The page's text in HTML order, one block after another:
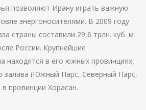
позволяют Ирану играть важную
энергоносителями. В 2009 году
страны составили 29,6 трлн. куб. м
России. Крупнейшие
находятся в его южных провинциях,
залива (Южный Парс, Северный Парс,
провинции Хорасан.